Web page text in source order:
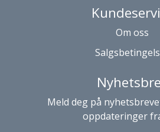
Om oss
Meld deg på
oppdateringer